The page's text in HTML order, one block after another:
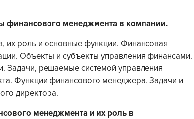
финансового менеджмента в компании.
их роль и основные функции. Финансовая
Объекты и субъекты управления финансами.
Задачи, решаемые системой управления
Функции финансового менеджера. Задачи и
директора.
менеджмента и их роль в